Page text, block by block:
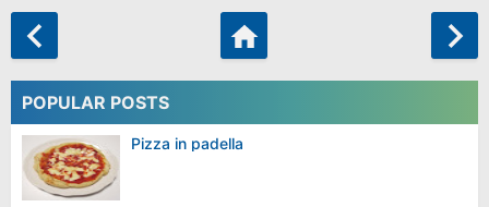
POPULAR POSTS
Pizza in padella